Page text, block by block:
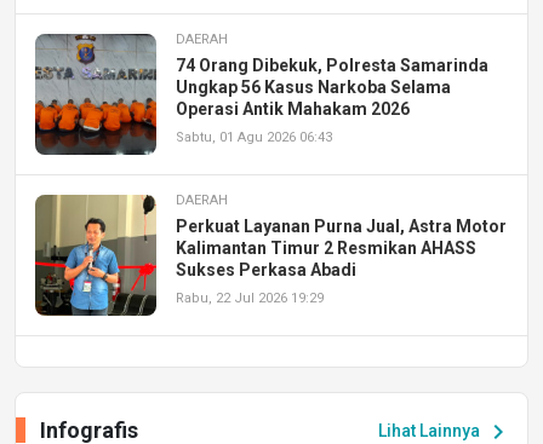
DAERAH
74 Orang Dibekuk, Polresta Samarinda
Ungkap 56 Kasus Narkoba Selama
Operasi Antik Mahakam 2026
Sabtu, 01 Agu 2026 06:43
DAERAH
Perkuat Layanan Purna Jual, Astra Motor
Kalimantan Timur 2 Resmikan AHASS
Sukses Perkasa Abadi
Rabu, 22 Jul 2026 19:29
Peluang Kerja dan MagangLihat Lainnya chevron_right
Infografis